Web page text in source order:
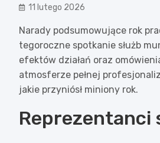
11 lutego 2026
Narady podsumowujące rok
tegoroczne spotkanie służb
efektów działań oraz
atmosferze pełnej
jakie przyniósł miniony rok.
Reprezentanci